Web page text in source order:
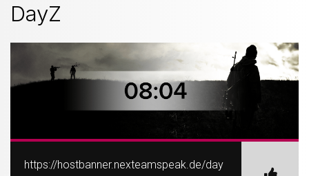
DayZ
https://hostbanner.nexteamspeak.de/day